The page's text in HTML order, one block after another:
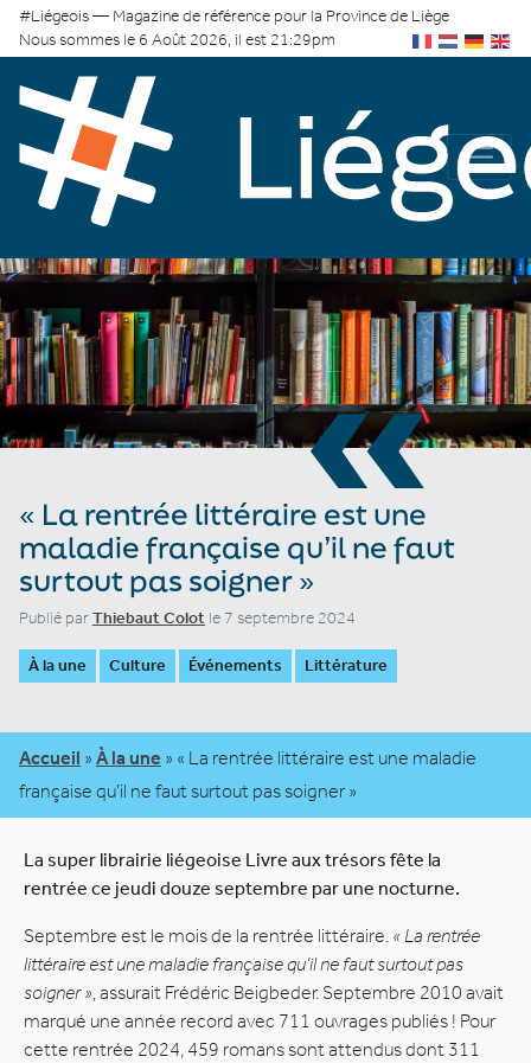
#Liégeois — Magazine de référence pour la Province de Liège
Nous sommes le 6 Août 2026, il est 21:29pm
«
« La rentrée littéraire est une
maladie française qu’il ne faut
surtout pas soigner »
Publié parThiebaut Colot le 7 septembre 2024
À la une Culture Événements Littérature
Accueil » À la une » « La rentrée littéraire est une maladie
française qu’il ne faut surtout pas soigner »
La super librairie liégeoise Livre aux trésors fête la
rentrée ce jeudi douze septembre par une nocturne.
Septembre est le mois de la rentrée littéraire. « La rentrée
littéraire est une maladie française qu’il ne faut surtout pas
soigner » , assurait Frédéric Beigbeder. Septembre 2010 avait
marqué une année record avec 711 ouvrages publiés ! Pour
cette rentrée 2024, 459 romans sont attendus dont 311